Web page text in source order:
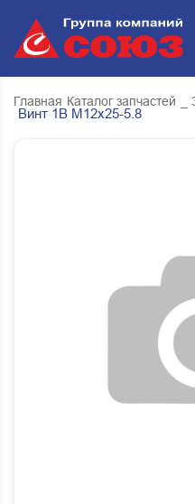
Главная Каталог запчастей
Винт 1В М12х25-5.8